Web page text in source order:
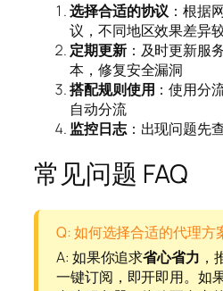
选择合适的协议 ：根据
议，不同地区效果差异
定期更新：及时更新服
本，修复安全漏洞
搭配规则使用 ：使用分
自动分流
监控日志：出现问题先
常见问题 FAQ
Q: 如何选择合适的代理方
A: 如果你追求省心省力 ，
一键订阅，即开即用。如